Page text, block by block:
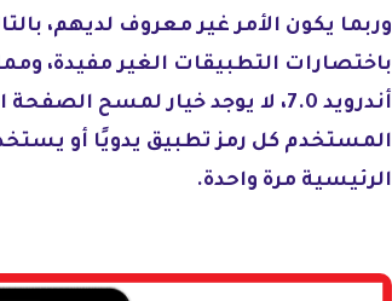
وربما يكون الأمر غير معروف لديهم،
باختصارات التطبيقات الغير مفيدة،
أندرويد 7.0، لا يوجد خيار لمسح
المستخدم كل رمز تطبيق يدويًا أو
الرئيسية مرة واحدة.